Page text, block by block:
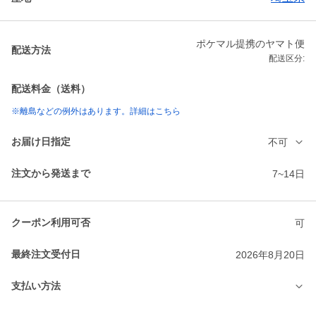
配送方法
ポケマル提携のヤマト便
配送区分:
配送料金（送料）
※離島などの例外はあります。詳細はこちら
お届け日指定 不可
注文から発送まで 7~14日
クーポン利用可否 可
最終注文受付日 2026年8月20日
支払い方法